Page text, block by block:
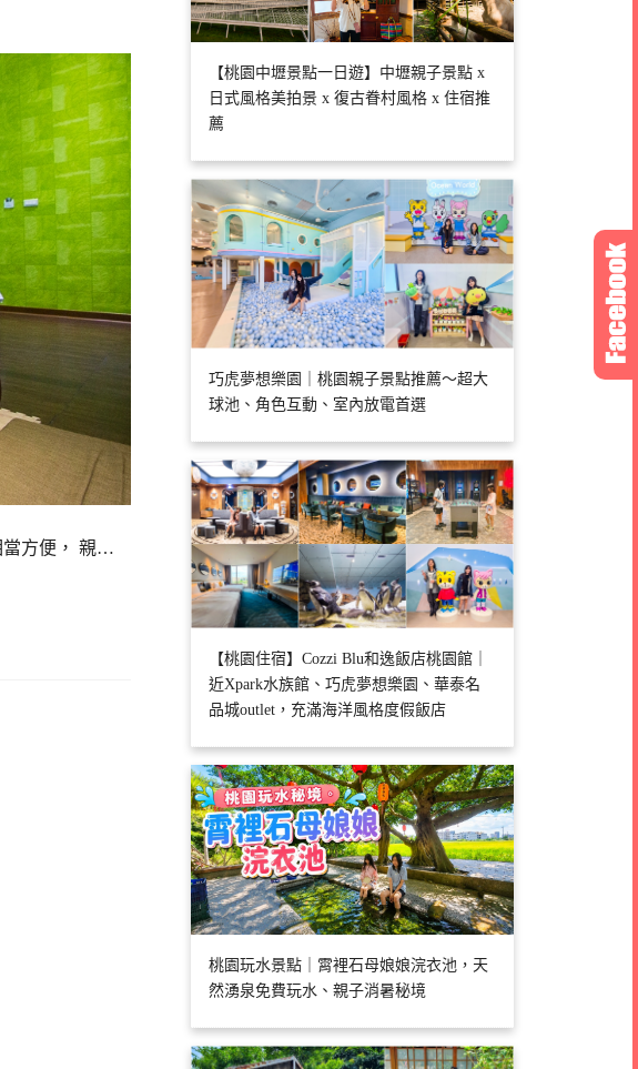
當方便， 親…
【桃園中壢景點一日遊】中壢親子景點 x
日式風格美拍景 x 復古眷村風格 x 住宿推
薦
巧虎夢想樂園｜桃園親子景點推薦～超大
球池、角色互動、室內放電首選
【桃園住宿】Cozzi Blu和逸飯店桃園館｜
近Xpark水族館、巧虎夢想樂園、華泰名
品城outlet，充滿海洋風格度假飯店
桃園玩水景點｜霄裡石母娘娘浣衣池，天
然湧泉免費玩水、親子消暑秘境